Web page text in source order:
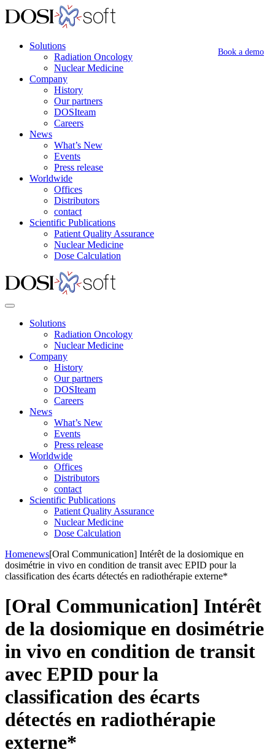
Book a demo
Solutions
Radiation Oncology
Nuclear Medicine
Company
History
Our partners
DOSIteam
Careers
News
What’s New
Events
Press release
Worldwide
Offices
Distributors
contact
Scientific Publications
Patient Quality Assurance
Nuclear Medicine
Dose Calculation
Solutions
Radiation Oncology
Nuclear Medicine
Company
History
Our partners
DOSIteam
Careers
News
What’s New
Events
Press release
Worldwide
Offices
Distributors
contact
Scientific Publications
Patient Quality Assurance
Nuclear Medicine
Dose Calculation
Homenews[Oral Communication] Intérêt de la dosiomique en
dosimétrie in vivo en condition de transit avec EPID pour la
classification des écarts détectés en radiothérapie externe*
[Oral Communication] Intérêt
de la dosiomique en dosimétrie
in vivo en condition de transit
avec EPID pour la
classification des écarts
détectés en radiothérapie
externe*